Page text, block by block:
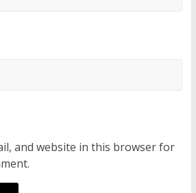
and website in this browser for